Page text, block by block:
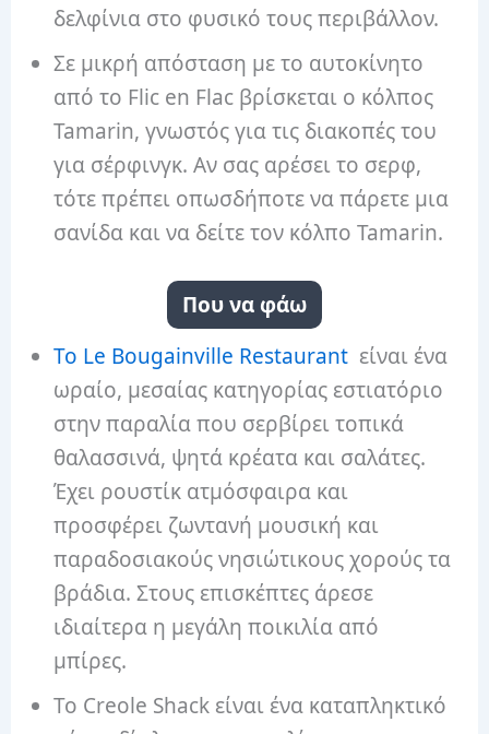
δελφίνια στο φυσικό τους περιβάλλον.
Σε μικρή απόσταση με το αυτοκίνητο
από το Flic en Flac βρίσκεται ο κόλπος
Tamarin, γνωστός για τις διακοπές του
για σέρφινγκ. Αν σας αρέσει το σερφ,
τότε πρέπει οπωσδήποτε να πάρετε μια
σανίδα και να δείτε τον κόλπο Tamarin.
Που να φάω
Το Le Bougainville Restaurant είναι ένα
ωραίο, μεσαίας κατηγορίας εστιατόριο
στην παραλία που σερβίρει τοπικά
θαλασσινά, ψητά κρέατα και σαλάτες.
Έχει ρουστίκ ατμόσφαιρα και
προσφέρει ζωντανή μουσική και
παραδοσιακούς νησιώτικους χορούς τα
βράδια. Στους επισκέπτες άρεσε
ιδιαίτερα η μεγάλη ποικιλία από
μπίρες.
Το Creole Shack είναι ένα καταπληκτικό